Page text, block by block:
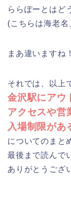
ららぽーとはど
(こちらは海老
まあ違いますね
それでは、以上
金沢駅にアウ
アクセスや営
入場制限があ
についてのまと
最後まで読んで
ありがとうござ